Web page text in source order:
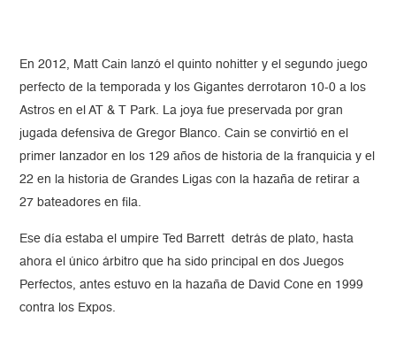
En 2012, Matt Cain lanzó el quinto nohitter y el segundo juego
perfecto de la temporada y los Gigantes derrotaron 10-0 a los
Astros en el AT & T Park. La joya fue preservada por gran
jugada defensiva de Gregor Blanco. Cain se convirtió en el
primer lanzador en los 129 años de historia de la franquicia y el
22 en la historia de Grandes Ligas con la hazaña de retirar a
27 bateadores en fila.
Ese día estaba el umpire Ted Barrett detrás de plato, hasta
ahora el único árbitro que ha sido principal en dos Juegos
Perfectos, antes estuvo en la hazaña de David Cone en 1999
contra los Expos.